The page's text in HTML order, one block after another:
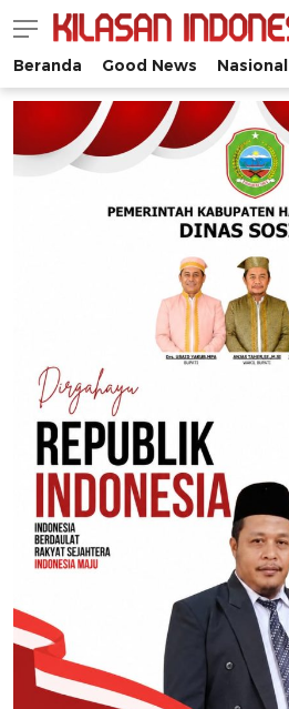
Kilasan Indonesia
Satu-satunya di Indonesia
Beranda Good News Nasional